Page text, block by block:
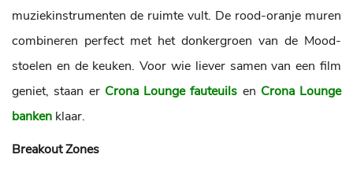
muziekinstrumenten de ruimte vult. De rood-oranje muren
combineren perfect met het donkergroen van de Mood-
stoelen en de keuken. Voor wie liever samen van een film
geniet, staan er Crona Lounge fauteuils en Crona Lounge
banken klaar.
Breakout Zones